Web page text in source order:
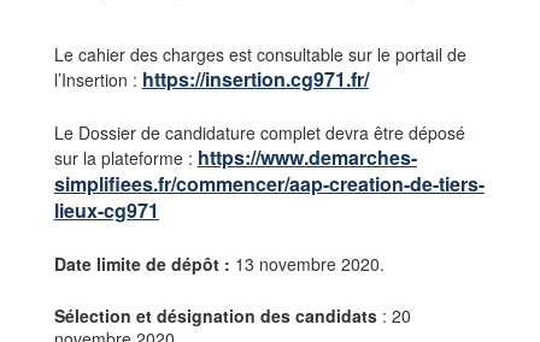
Le cahier des charges est consultable sur le portail de
l’Insertion : https://insertion.cg971.fr/
Le Dossier de candidature complet devra être déposé
sur la plateforme : https://www.demarches-
simplifiees.fr/commencer/aap-creation-de-tiers-
lieux-cg971
Date limite de dépôt : 13 novembre 2020.
Sélection et désignation des candidats: 20